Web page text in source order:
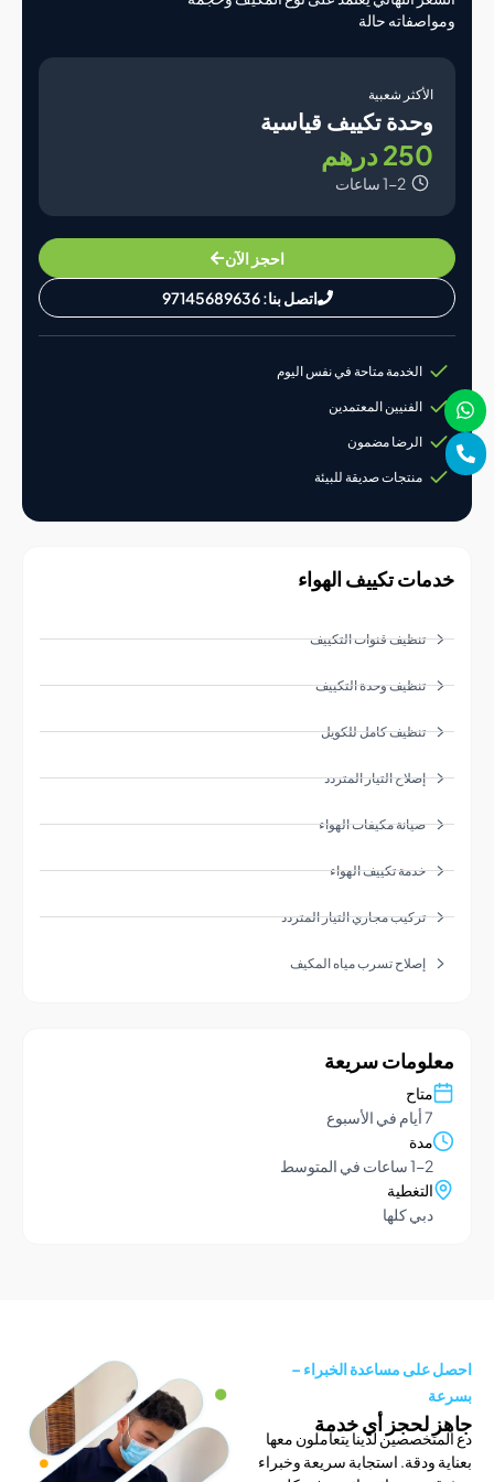
حالة
الأكثر شعبية
وحدة تكييف قياسية
اتصل بنا: 97145689636
الخدمة متاحة في نفس اليوم
الفنيين المعتمدين
الرضا مضمون
منتجات صديقة للبيئة
تكييف الهواء
تنظيف قنوات التكييف
تنظيف وحدة التكييف
تنظيف كامل للكويل
إصلاح التيار المتردد
صيانة مكيفات الهواء
خدمة تكييف الهواء
تركيب مجاري التيار المتردد
إصلاح تسرب مياه المكيف
سريعة
مساعدة الخبراء –
لحجز أي خدمة
لدينا يتعاملون معها
ودقة. استجابة سريعة وخبراء